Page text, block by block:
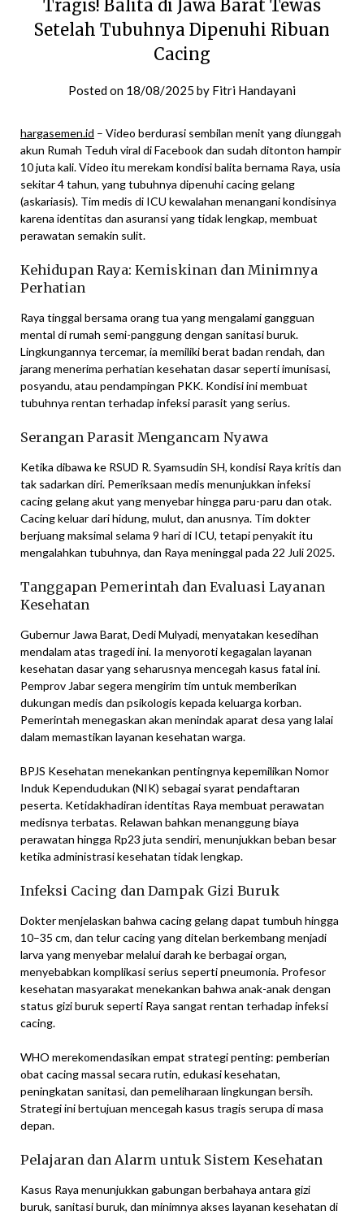
Tragis! Balita di Jawa Barat Tewas
Setelah Tubuhnya Dipenuhi Ribuan
Cacing
Posted on 18/08/2025 by Fitri Handayani
hargasemen.id – Video berdurasi sembilan menit yang diunggah
akun Rumah Teduh viral di Facebook dan sudah ditonton hampir
10 juta kali. Video itu merekam kondisi balita bernama Raya, usia
sekitar 4 tahun, yang tubuhnya dipenuhi cacing gelang
(askariasis). Tim medis di ICU kewalahan menangani kondisinya
karena identitas dan asuransi yang tidak lengkap, membuat
perawatan semakin sulit.
Kehidupan Raya: Kemiskinan dan Minimnya
Perhatian
Raya tinggal bersama orang tua yang mengalami gangguan
mental di rumah semi-panggung dengan sanitasi buruk.
Lingkungannya tercemar, ia memiliki berat badan rendah, dan
jarang menerima perhatian kesehatan dasar seperti imunisasi,
posyandu, atau pendampingan PKK. Kondisi ini membuat
tubuhnya rentan terhadap infeksi parasit yang serius.
Serangan Parasit Mengancam Nyawa
Ketika dibawa ke RSUD R. Syamsudin SH, kondisi Raya kritis dan
tak sadarkan diri. Pemeriksaan medis menunjukkan infeksi
cacing gelang akut yang menyebar hingga paru-paru dan otak.
Cacing keluar dari hidung, mulut, dan anusnya. Tim dokter
berjuang maksimal selama 9 hari di ICU, tetapi penyakit itu
mengalahkan tubuhnya, dan Raya meninggal pada 22 Juli 2025.
Tanggapan Pemerintah dan Evaluasi Layanan
Kesehatan
Gubernur Jawa Barat, Dedi Mulyadi, menyatakan kesedihan
mendalam atas tragedi ini. Ia menyoroti kegagalan layanan
kesehatan dasar yang seharusnya mencegah kasus fatal ini.
Pemprov Jabar segera mengirim tim untuk memberikan
dukungan medis dan psikologis kepada keluarga korban.
Pemerintah menegaskan akan menindak aparat desa yang lalai
dalam memastikan layanan kesehatan warga.
BPJS Kesehatan menekankan pentingnya kepemilikan Nomor
Induk Kependudukan (NIK) sebagai syarat pendaftaran
peserta. Ketidakhadiran identitas Raya membuat perawatan
medisnya terbatas. Relawan bahkan menanggung biaya
perawatan hingga Rp23 juta sendiri, menunjukkan beban besar
ketika administrasi kesehatan tidak lengkap.
Infeksi Cacing dan Dampak Gizi Buruk
Dokter menjelaskan bahwa cacing gelang dapat tumbuh hingga
10–35 cm, dan telur cacing yang ditelan berkembang menjadi
larva yang menyebar melalui darah ke berbagai organ,
menyebabkan komplikasi serius seperti pneumonia. Profesor
kesehatan masyarakat menekankan bahwa anak-anak dengan
status gizi buruk seperti Raya sangat rentan terhadap infeksi
cacing.
WHO merekomendasikan empat strategi penting: pemberian
obat cacing massal secara rutin, edukasi kesehatan,
peningkatan sanitasi, dan pemeliharaan lingkungan bersih.
Strategi ini bertujuan mencegah kasus tragis serupa di masa
depan.
Pelajaran dan Alarm untuk Sistem Kesehatan
Kasus Raya menunjukkan gabungan berbahaya antara gizi
buruk, sanitasi buruk, dan minimnya akses layanan kesehatan di